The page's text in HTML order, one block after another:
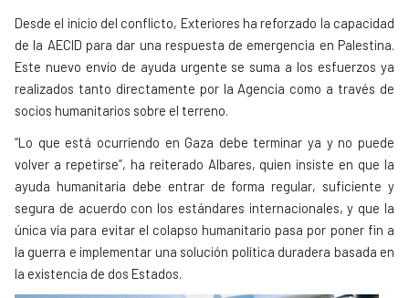
Desde el inicio del conflicto, Exteriores ha reforzado la capacidad
de la AECID para dar una respuesta de emergencia en Palestina.
Este nuevo envío de ayuda urgente se suma a los esfuerzos ya
realizados tanto directamente por la Agencia como a través de
socios humanitarios sobre el terreno.
“Lo que está ocurriendo en Gaza debe terminar ya y no puede
volver a repetirse”, ha reiterado Albares, quien insiste en que la
ayuda humanitaria debe entrar de forma regular, suficiente y
segura de acuerdo con los estándares internacionales, y que la
única vía para evitar el colapso humanitario pasa por poner fin a
la guerra e implementar una solución política duradera basada en
la existencia de dos Estados.